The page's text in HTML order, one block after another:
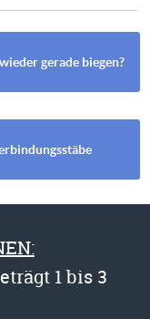
gerade biegen?
1 bis 3